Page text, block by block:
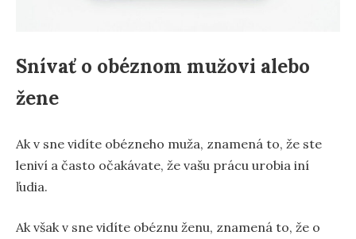
Snívať o obéznom mužovi alebo
žene
Ak v sne vidíte obézneho muža, znamená to, že ste
leniví a často očakávate, že vašu prácu urobia iní
ľudia.
Ak však v sne vidíte obéznu ženu, znamená to, že o